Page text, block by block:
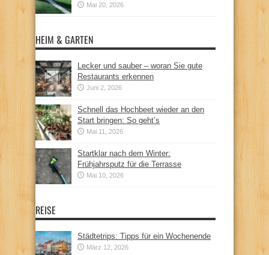
Mai 20, 2026
HEIM & GARTEN
Lecker und sauber – woran Sie gute
Restaurants erkennen
Juni 2, 2026
Schnell das Hochbeet wieder an den
Start bringen: So geht’s
Mai 11, 2026
Startklar nach dem Winter:
Frühjahrsputz für die Terrasse
Mai 10, 2026
REISE
Städtetrips: Tipps für ein Wochenende
März 12, 2026